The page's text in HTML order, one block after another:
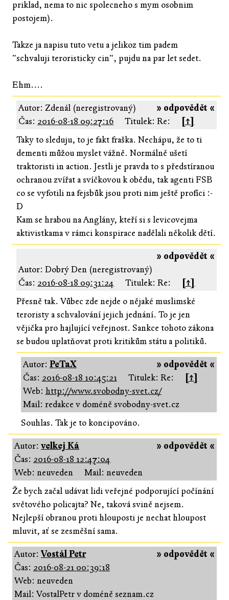
priklad, nema to nic spolecneho s mym osobnim
postojem).
Takze ja napisu tuto vetu a jelikoz tim padem
"schvaluji teroristicky cin", pujdu na par let sedet.
Ehm....
» odpovědět «
Autor: Zdenál (neregistrovaný)
Čas: 2016-08-18 09:27:16 Titulek: Re:
[↑]
Taky to sleduju, to je fakt fraška. Nechápu, že to ti
dementi můžou myslet vážně. Normálně ušetí
traktoristi in action. Jestli je pravda to s předstíranou
ochranou zvířat a svíčkovou k obědu, tak agenti FSB
co se vyfotili na fejsbůk jsou proti nim ještě profíci :-
D
Kam se hrabou na Anglány, kteří si s levicovejma
aktivistkama v rámci konspirace nadělali několik dětí.
» odpovědět «
Autor: Dobrý Den (neregistrovaný)
Čas: 2016-08-18 09:31:24 Titulek: Re:
[↑]
Přesně tak. Vůbec zde nejde o nějaké muslimské
teroristy a schvalování jejich jednání. To je jen
vějička pro hajlující veřejnost. Sankce tohoto zákona
se budou uplatňovat proti kritikům státu a politiků.
» odpovědět «
Autor: PeTaX
Čas: 2016-08-18 10:45:21 Titulek: Re:
[↑]
Web: http://www.svobodny-svet.cz/
Mail: redakce v doméně svobodny-svet.cz
Souhlas. Tak je to koncipováno.
» odpovědět «
Autor: velkej Ká
Čas: 2016-08-18 12:47:04
Web: neuveden
Mail: neuveden
Že bych začal udávat lidi veřejné podporující počínání
světového policajta? Ne, taková svině nejsem.
Nejlepší obranou proti hlouposti je nechat hloupost
mluvit, ať se zesměšní sama.
» odpovědět «
Autor:Vostál Petr
Čas: 2016-08-21 00:39:18
Web: neuveden
Mail: VostalPetr v doméně seznam.cz